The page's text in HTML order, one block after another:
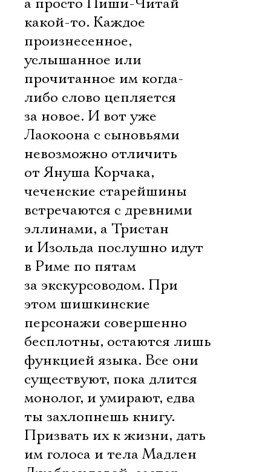
а просто Пиши-Читай
какой-то. Каждое
произнесенное,
услышанное или
прочитанное им когда-
либо слово цепляется
за новое. И вот уже
Лаокоона с сыновьями
невозможно отличить
от Януша Корчака,
чеченские старейшины
встречаются с древними
эллинами, а Тристан
и Изольда послушно идут
в Риме по пятам
за экскурсоводом. При
этом шишкинские
персонажи совершенно
бесплотны, остаются лишь
функцией языка. Все они
существуют, пока длится
монолог, и умирают, едва
ты захлопнешь книгу.
Призвать их к жизни, дать
им голоса и тела Мадлен